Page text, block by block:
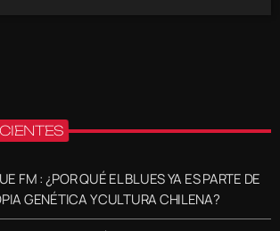
FM : ¿POR QUÉ EL BLUES YA ES PARTE DE
GENÉTICA Y CULTURA CHILENA?